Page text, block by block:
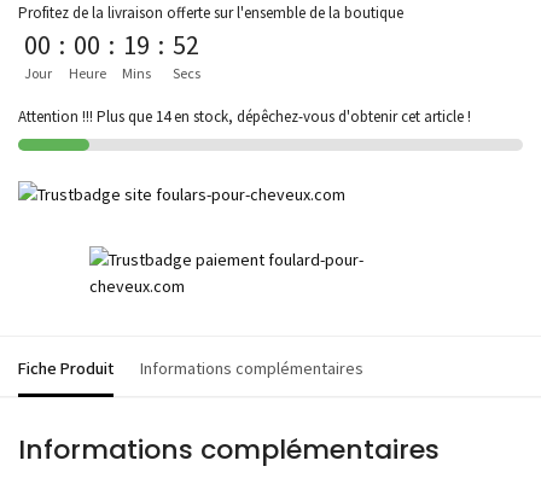
Profitez de la livraison offerte sur l'ensemble de la boutique
00
Jour
: 00
Heure
: 19
Mins
: 52
Secs
Attention !!! Plus que 14 en stock, dépêchez-vous d'obtenir cet article !
Fiche Produit Informations complémentaires
Informations complémentaires